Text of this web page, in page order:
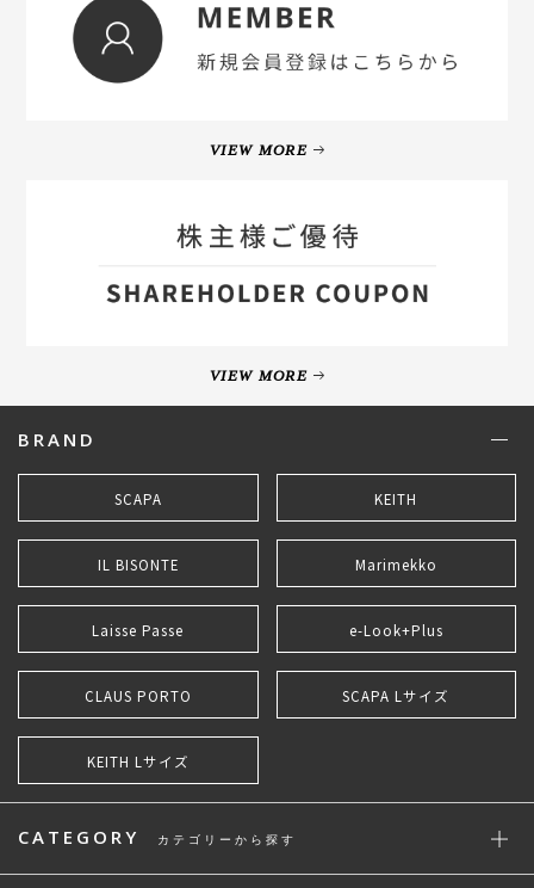
VIEW MORE
VIEW MORE
BRAND
SCAPA KEITH
IL BISONTE Marimekko
Laisse Passe e-Look+Plus
CLAUS PORTO SCAPA Lサイズ
KEITH Lサイズ
CATEGORY カテゴリーから探す